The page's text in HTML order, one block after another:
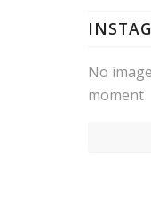
No
moment